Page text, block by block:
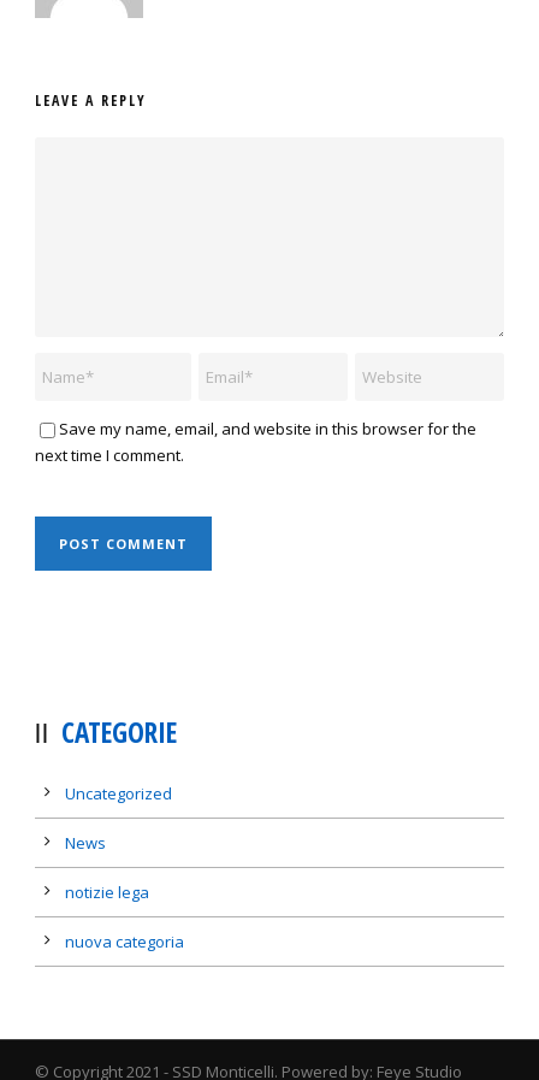
LEAVE A REPLY
Save my name, email, and website in this browser for the
next time I comment.
CATEGORIE
Uncategorized
News
notizie lega
nuova categoria
© Copyright 2021 - SSD Monticelli. Powered by: Feye Studio